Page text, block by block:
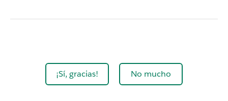
¡Sí, gracias! No mucho